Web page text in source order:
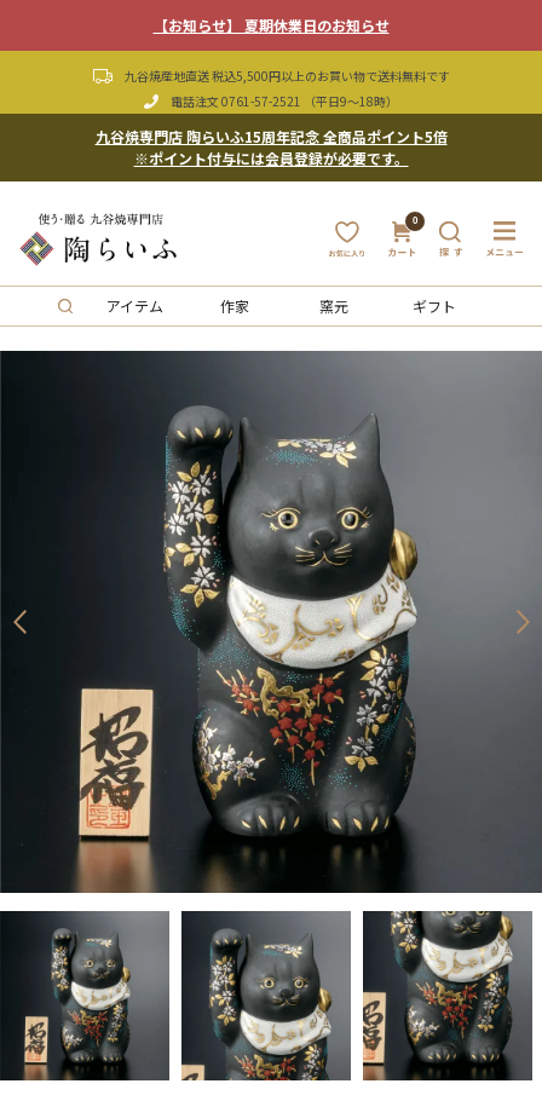
【お知らせ】 夏期休業日のお知らせ
九谷焼産地直送 税込5,500円以上のお買い物で送料無料です
電話注文 0761-57-2521 （平日9〜18時）
九谷焼専門店 陶らいふ15周年記念 全商品ポイント5倍
※ポイント付与には会員登録が必要です。
0
アイテム 作家 窯元 ギフト